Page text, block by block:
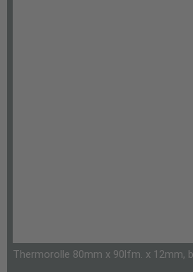
Thermorolle 80mm x 90lfm. x 12mm,